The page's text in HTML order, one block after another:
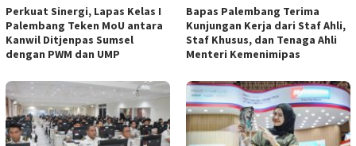
Perkuat Sinergi, Lapas Kelas I
Palembang Teken MoU antara
Kanwil Ditjenpas Sumsel
dengan PWM dan UMP
Bapas Palembang Terima
Kunjungan Kerja dari Staf Ahli,
Staf Khusus, dan Tenaga Ahli
Menteri Kemenimipas